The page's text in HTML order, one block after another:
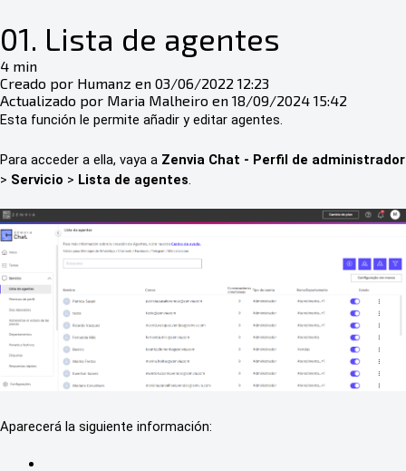
01. Lista de agentes
4 min
Creado por Humanz en 03/06/2022 12:23
Actualizado por Maria Malheiro en 18/09/2024 15:42
Esta función le permite añadir y editar agentes.
Para acceder a ella, vaya a Zenvia Chat - Perfil de administrador
> Servicio > Lista de agentes.
Aparecerá la siguiente información: